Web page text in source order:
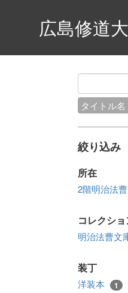
広島修道
タイトル名
絞り込み
所在
2階明治法
コレクシ
明治法曹文
装丁
洋装本 1